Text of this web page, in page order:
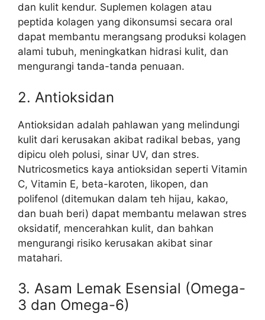
dan kulit kendur. Suplemen kolagen atau
peptida kolagen yang dikonsumsi secara oral
dapat membantu merangsang produksi kolagen
alami tubuh, meningkatkan hidrasi kulit, dan
mengurangi tanda-tanda penuaan.
2. Antioksidan
Antioksidan adalah pahlawan yang melindungi
kulit dari kerusakan akibat radikal bebas, yang
dipicu oleh polusi, sinar UV, dan stres.
Nutricosmetics kaya antioksidan seperti Vitamin
C, Vitamin E, beta-karoten, likopen, dan
polifenol (ditemukan dalam teh hijau, kakao,
dan buah beri) dapat membantu melawan stres
oksidatif, mencerahkan kulit, dan bahkan
mengurangi risiko kerusakan akibat sinar
matahari.
3. Asam Lemak Esensial (Omega-
3 dan Omega-6)